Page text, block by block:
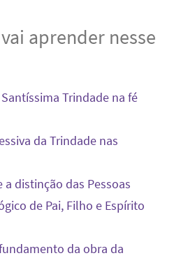
aprender nesse
Trindade na fé
da Trindade nas
a distinção das Pessoas
de Pai, Filho e Espírito
da obra da